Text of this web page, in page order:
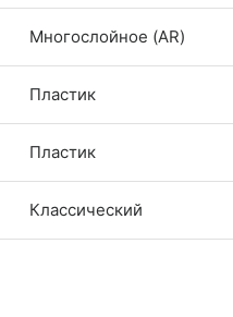
Многослойное (AR)
Пластик
Пластик
Классический